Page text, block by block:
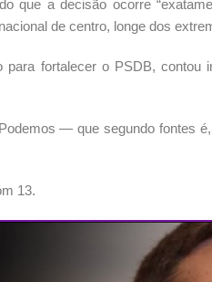
que a decisão ocorre
de centro, longe dos
fortalecer o PSDB, contou
— que segundo fontes
13.